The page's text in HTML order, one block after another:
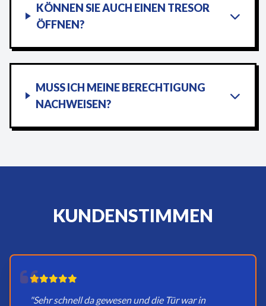
KÖNNEN SIE AUCH EINEN TRESOR
ÖFFNEN?
MUSS ICH MEINE BERECHTIGUNG
NACHWEISEN?
KUNDENSTIMMEN
"Sehr schnell da gewesen und die Tür war in